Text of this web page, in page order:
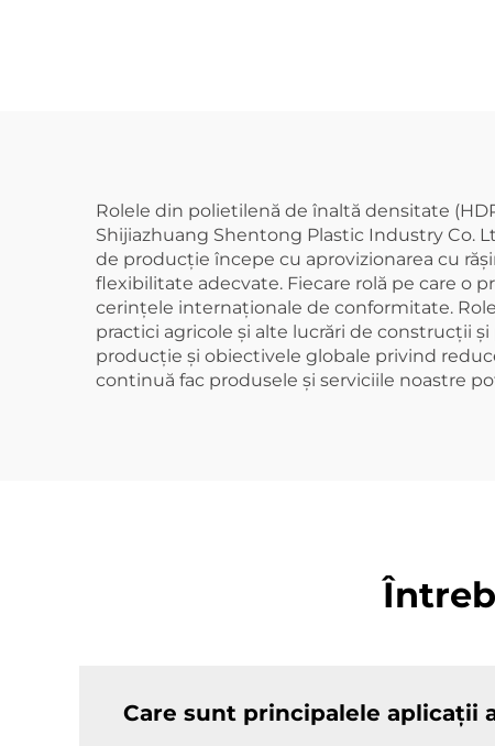
Rolele din polietilenă de înaltă densitate
Shijiazhuang Shentong Plastic Industry Co.
de producție începe cu aprovizionarea cu
flexibilitate adecvate. Fiecare rolă pe care o
cerințele internaționale de conformitate.
practici agricole și alte lucrări de construcții
producție și obiectivele globale privind
continuă fac produsele și serviciile noastre
Care sunt principalele aplicații